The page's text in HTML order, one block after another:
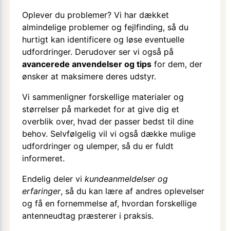
Oplever du problemer? Vi har dækket
almindelige problemer og fejlfinding, så du
hurtigt kan identificere og løse eventuelle
udfordringer. Derudover ser vi også på
avancerede anvendelser og tipsfor dem, der
ønsker at maksimere deres udstyr.
Vi sammenligner forskellige materialer og
størrelser på markedet for at give dig et
overblik over, hvad der passer bedst til dine
behov. Selvfølgelig vil vi også dække mulige
udfordringer og ulemper, så du er fuldt
informeret.
Endelig deler vi kundeanmeldelser og
erfaringer, så du kan lære af andres oplevelser
og få en fornemmelse af, hvordan forskellige
antenneudtag præsterer i praksis.